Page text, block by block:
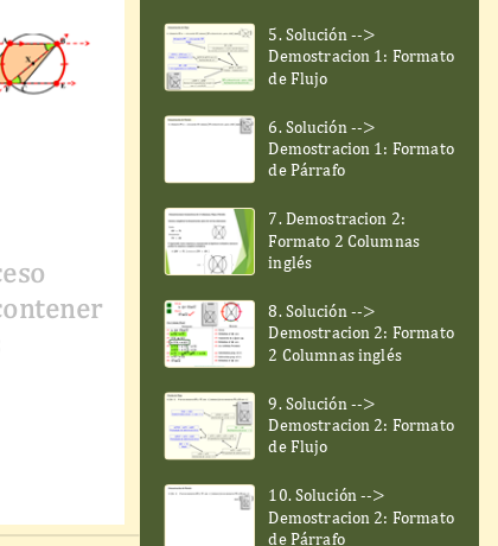
5. Solución -->
Demostracion 1: Formato
de Flujo
6. Solución -->
Demostracion 1: Formato
de Párrafo
7. Demostracion 2:
Formato 2 Columnas
inglés
8. Solución -->
Demostracion 2: Formato
2 Columnas inglés
9. Solución -->
Demostracion 2: Formato
de Flujo
10. Solución -->
Demostracion 2: Formato
de Párrafo